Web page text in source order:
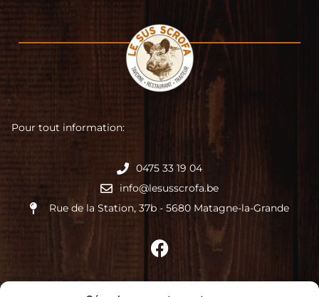
Pour tout information:
0475 33 19 04
info@lesusscrofa.be
Rue de la Station, 37b - 5680 Matagne-la-Grande